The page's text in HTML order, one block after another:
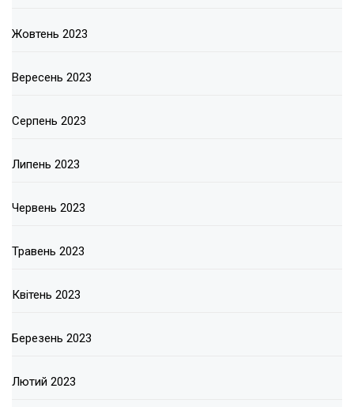
Жовтень 2023
Вересень 2023
Серпень 2023
Липень 2023
Червень 2023
Травень 2023
Квітень 2023
Березень 2023
Лютий 2023